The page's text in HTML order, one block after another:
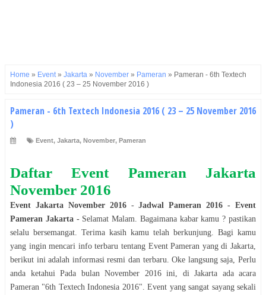
Home » Event» Jakarta » November » Pameran » Pameran - 6th Textech
Indonesia 2016 ( 23 – 25 November 2016 )
Pameran - 6th Textech Indonesia 2016 ( 23 – 25 November 2016
)
Event, Jakarta, November, Pameran
Daftar Event Pameran
Jakarta
November 2016
Event Jakarta November 2016-JadwalPameran 2016 - Event
Pameran Jakarta- SelamatMalam . Bagaimana kabar kamu ? pastikan
selalu bersemangat. Terima kasih kamu telah berkunjung. Bagi kamu
yang ingin mencari info terbaru tentang EventPameran yang diJakarta
berikut ini adalah informasi resmi dan terbaru. Oke langsung saja, Perlu
anda ketahui Pada bulan November 2016ini, di Jakarta ada acara
Pameran "6th Textech Indonesia 2016". Event yang sangat sayang sekali